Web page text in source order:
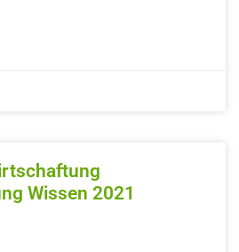
Wissen 2021